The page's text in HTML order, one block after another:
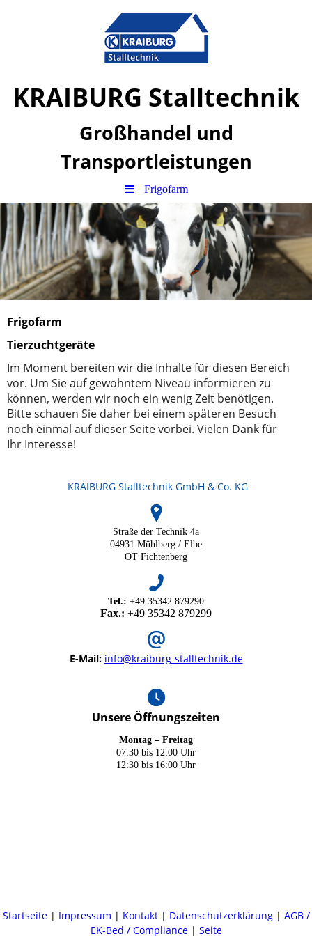
KRAIBURG Stalltechnik
Großhandel und
Transportleistungen
Frigofarm
Frigofarm
Tierzuchtgeräte
Im Moment bereiten wir die Inhalte für diesen Bereich
vor. Um Sie auf gewohntem Niveau informieren zu
können, werden wir noch ein wenig Zeit benötigen.
Bitte schauen Sie daher bei einem späteren Besuch
noch einmal auf dieser Seite vorbei. Vielen Dank für
Ihr Interesse!
KRAIBURG Stalltechnik GmbH & Co. KG
Straße der Technik 4a
04931 Mühlberg / Elbe
OT Fichtenberg
Tel.: +49 35342 879290
Fax.: +49 35342 879299
E-Mail: info@kraiburg-stalltechnik.de
Unsere Öffnungszeiten
Montag – Freitag
07:30 bis 12:00 Uhr
12:30 bis 16:00 Uhr
Startseite | Impressum | Kontakt | Datenschutzerklärung | AGB /
EK-Bed / Compliance | Seite